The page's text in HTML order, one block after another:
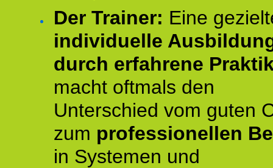
Der Trainer: Eine
individuelle
durch erfahrene
macht oftmals den
Unterschied vom guten
zum professionellen
in Systemen und